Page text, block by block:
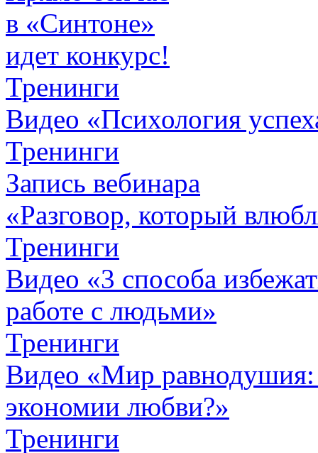
в «Синтоне»
идет конкурс!
Тренинги
Видео «Психология
Тренинги
Запись вебинара
«Разговор, который
Тренинги
Видео «3 способа
работе с людьми»
Тренинги
Видео «Мир равнодушия:
экономии любви?»
Тренинги